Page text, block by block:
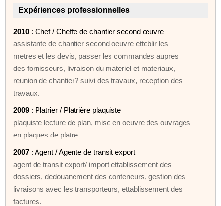
Expériences professionnelles
2010 : Chef / Cheffe de chantier second œuvre
assistante de chantier second oeuvre etteblir les
metres et les devis, passer les commandes aupres
des fornisseurs, livraison du materiel et materiaux,
reunion de chantier? suivi des travaux, reception des
travaux.
2009 : Platrier / Platrière plaquiste
plaquiste lecture de plan, mise en oeuvre des ouvrages
en plaques de platre
2007 : Agent / Agente de transit export
agent de transit export/ import ettablissement des
dossiers, dedouanement des conteneurs, gestion des
livraisons avec les transporteurs, ettablissement des
factures.